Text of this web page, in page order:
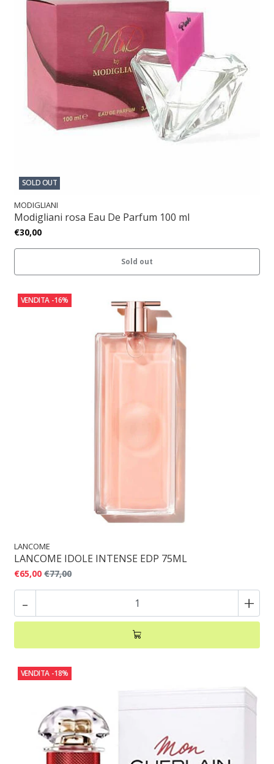
SOLD OUT
MODIGLIANI
Modigliani rosa Eau De Parfum 100 ml
€30,00
Sold out
VENDITA -16%
LANCOME
LANCOME IDOLE INTENSE EDP 75ML
€65,00 €77,00
- +
VENDITA -18%